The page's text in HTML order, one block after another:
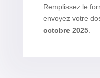
Remplissez le
envoyez votre
octobre 2025.